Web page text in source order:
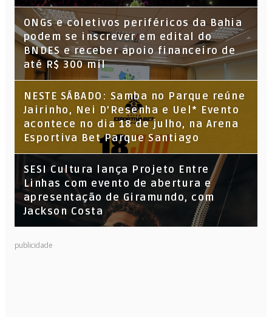
ONGs e coletivos periféricos da Bahia
podem se inscrever em edital do
BNDES e receber apoio financeiro de
até R$ 300 mil
NESTE SÁBADO: Samba no Parque reúne
Jairinho, Nei D’Resenha e Uel* Evento
acontece no dia 18 de julho, na Arena
Esportiva Bet Parque Santiago
SESI Cultura lança Projeto Entre
Linhas com evento de abertura e
apresentação de Giramundo, com
Jackson Costa
publicidade